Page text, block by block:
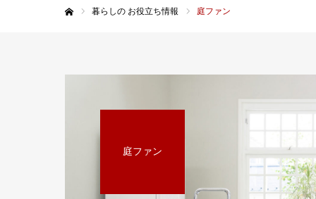
暮らしの お役立ち情報 庭ファン
庭ファン